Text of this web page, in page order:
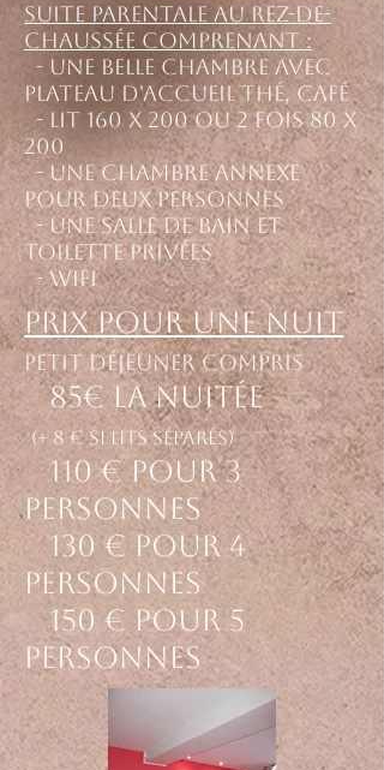
Suite parentale au rez-de-
chaussée comprenant :
- Une belle chambre avec
plateau d'accueil thé, café
- Lit 160 x 200 ou 2 fois 80 x
200
- Une chambre annexe
pour deux personnes
- Une salle de bain et
toilette privées
- Wifi
Prix pour une nuit
petit déjeuner compris
85€ la nuitée
(+ 8 € si lits séparés)
110 € pour 3
personnes
130 € pour 4
personnes
150 € pour 5
personnes